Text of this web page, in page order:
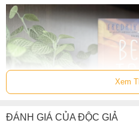
Xem
ĐÁNH GIÁ CỦA ĐỘC GIẢ